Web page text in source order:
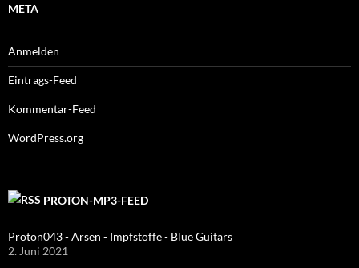
META
Anmelden
Eintrags-Feed
Kommentar-Feed
WordPress.org
PROTON-MP3-FEED
Proton043 - Arsen - Impfstoffe - Blue Guitars
2. Juni 2021